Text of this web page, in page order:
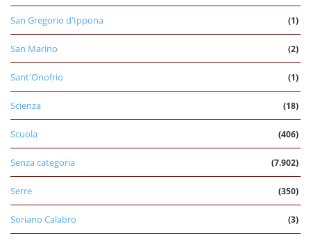
San Gregorio d'Ippona (1)
San Marino (2)
Sant'Onofrio (1)
Scienza (18)
Scuola (406)
Senza categoria (7.902)
Serre (350)
Soriano Calabro (3)